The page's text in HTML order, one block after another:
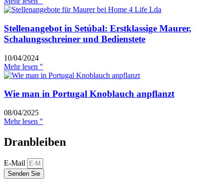
Stellenangebot in Setúbal: Erstklassige Maurer,
Schalungsschreiner und Bedienstete
10/04/2024
Mehr lesen "
Wie man in Portugal Knoblauch anpflanzt
08/04/2025
Mehr lesen "
Dranbleiben
E-Mail
Senden Sie